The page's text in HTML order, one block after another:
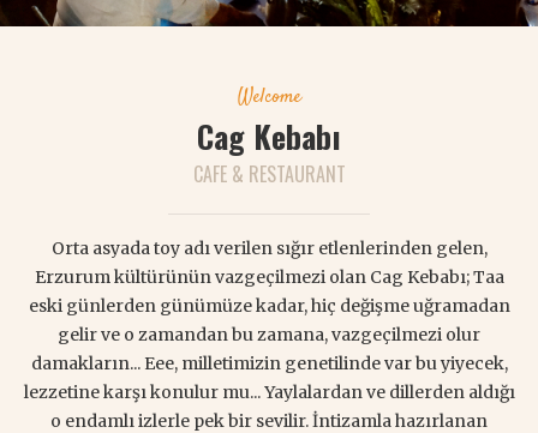
Welcome
Cag Kebabı
CAFE & RESTAURANT
Orta asyada toy adı verilen sığır etlenlerinden gelen,
Erzurum kültürünün vazgeçilmezi olan Cag Kebabı; Taa
eski günlerden günümüze kadar, hiç değişme uğramadan
gelir ve o zamandan bu zamana, vazgeçilmezi olur
damakların... Eee, milletimizin genetilinde var bu yiyecek,
lezzetine karşı konulur mu... Yaylalardan ve dillerden aldığı
o endamlı izlerle pek bir sevilir. İntizamla hazırlanan